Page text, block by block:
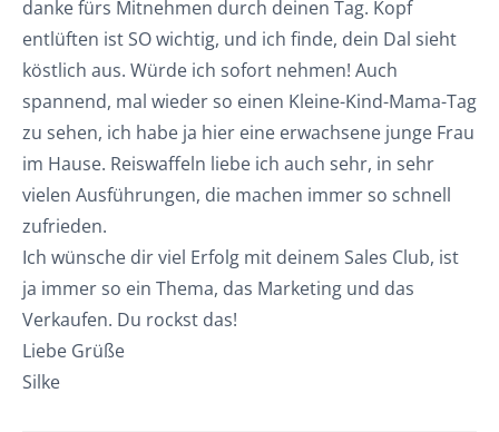
danke fürs Mitnehmen durch deinen Tag. Kopf
entlüften ist SO wichtig, und ich finde, dein Dal sieht
köstlich aus. Würde ich sofort nehmen! Auch
spannend, mal wieder so einen Kleine-Kind-Mama-Tag
zu sehen, ich habe ja hier eine erwachsene junge Frau
im Hause. Reiswaffeln liebe ich auch sehr, in sehr
vielen Ausführungen, die machen immer so schnell
zufrieden.
Ich wünsche dir viel Erfolg mit deinem Sales Club, ist
ja immer so ein Thema, das Marketing und das
Verkaufen. Du rockst das!
Liebe Grüße
Silke